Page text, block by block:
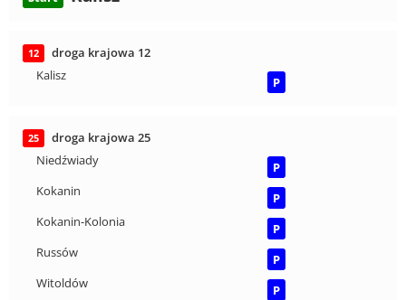
12
droga krajowa 12
Kalisz
P
25
droga krajowa 25
Niedźwiady
P
Kokanin
P
Kokanin-Kolonia
P
Russów
P
Witoldów
P